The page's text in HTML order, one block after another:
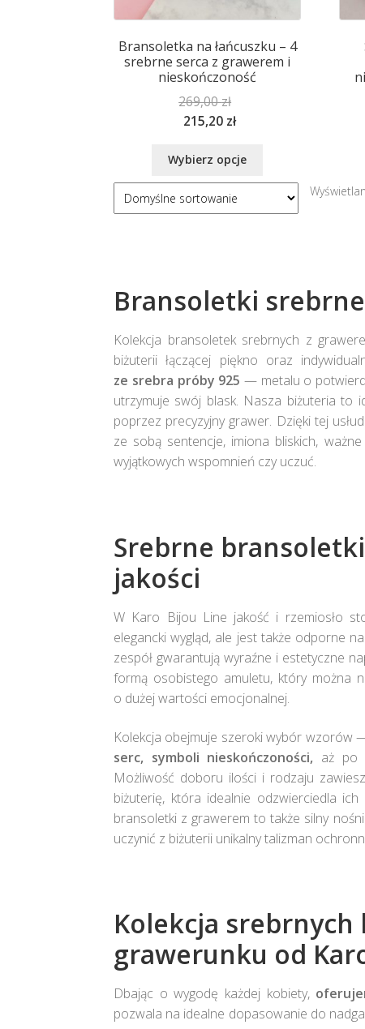
Bransoletka na łańcuszku – 4
srebrne serca z grawerem i
nieskończoność
269,00zł
215,20 zł
Wybierz opcje
ma
na
stronie
Bransoletki
Kolekcja bransoletek srebrnych z
biżuterii łączącej piękno oraz
ze srebra próby 925 — metalu o
utrzymuje swój blask. Nasza biżuteria to
poprzez precyzyjny grawer. Dzięki tej
ze sobą sentencje, imiona bliskich,
wyjątkowych wspomnień czy uczuć.
Srebrne
jakości
W Karo Bijou Line jakość i rzemiosło
elegancki wygląd, ale jest także odporne
zespół gwarantują wyraźne i estetyczne
formą osobistego amuletu, który można
o dużej wartości emocjonalnej.
Kolekcja obejmuje szeroki wybór wzorów
serc, symboli nieskończoności, aż po
Możliwość doboru ilości i rodzaju
biżuterię, która idealnie odzwierciedla
bransoletki z grawerem to także silny
uczynić z biżuterii unikalny talizman
Kolekcja
grawerunku od
Dbając o wygodę każdej kobiety,
pozwala na idealne dopasowanie do